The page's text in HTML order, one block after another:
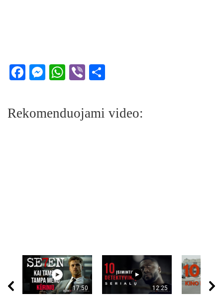
Facebook
Messenger
WhatsApp
Viber
Rekomenduojami video:
17:50 12:25